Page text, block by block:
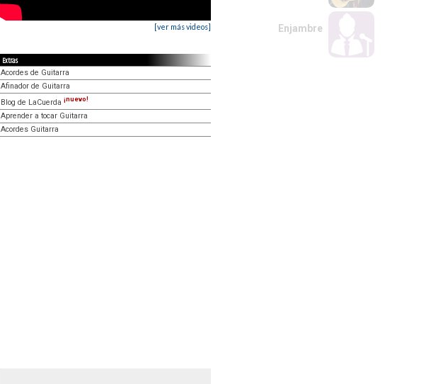
[ver más videos]
Extras
Acordes de Guitarra
Afinador de Guitarra
Blog de LaCuerda ¡nuevo!
Aprender a tocar Guitarra
Acordes Guitarra
Enjambre